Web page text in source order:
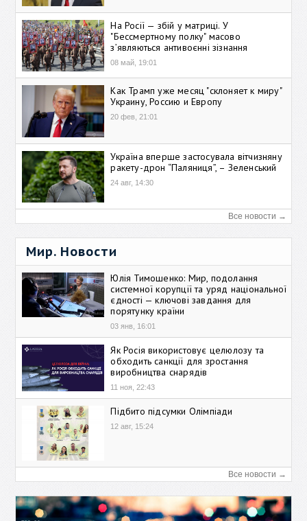
На Росії — збій у матриці. У
"Бессмертному полку" масово
зʼявляються антивоєнні зізнання
08 май, 19:01
Как Трамп уже месяц "склоняет к миру"
Украину, Россию и Европу
20 фев, 21:01
Україна вперше застосувала вітчизняну
ракету-дрон “Паляниця”, – Зеленський
24 авг, 14:30
Все новости →
Мир. Новости
Юлія Тимошенко: Мир, подолання
системної корупції та уряд національної
єдності — ключові завдання для
порятунку країни
03 янв, 16:01
Як Росія використовує целюлозу та
обходить санкції для зростання
виробництва снарядів
11 ноя, 22:43
Підбито підсумки Олімпіади
12 авг, 15:24
Все новости →